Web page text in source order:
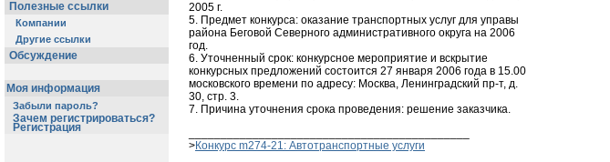
Полезные ссылки
Компании
Другие ссылки
Обсуждение
Моя информация
Забыли пароль?
Зачем регистрироваться?
Регистрация
2005 г.
5. Предмет конкурса: оказание транспортных услуг для управы
района Беговой Северного административного округа на 2006
год.
6. Уточненный срок: конкурсное мероприятие и вскрытие
конкурсных предложений состоится 27 января 2006 года в 15.00
московского времени по адресу: Москва, Ленинградский пр-т, д.
30, стр. 3.
7. Причина уточнения срока проведения: решение заказчика.
>Конкурс m274-21: Автотранспортные услуги